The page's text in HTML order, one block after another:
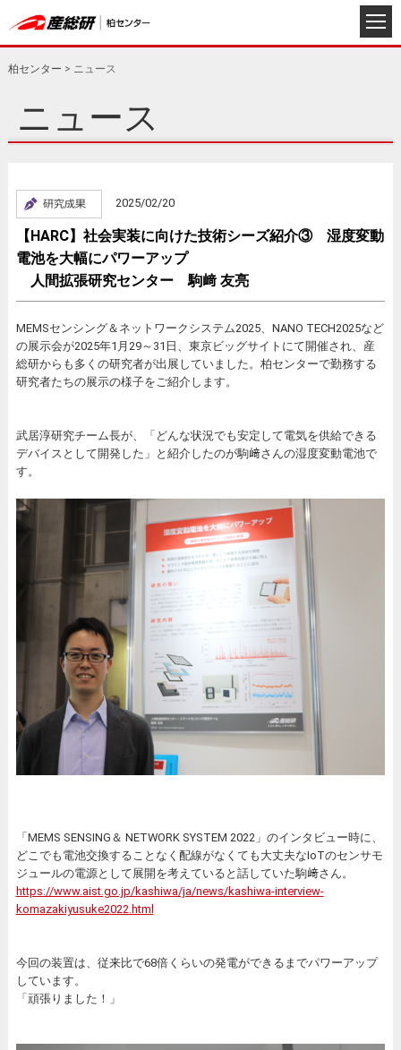
柏センター > ニュース
ニュース
2025/02/20
【HARC】社会実装に向けた技術シーズ紹介③ 湿度変動
電池を大幅にパワーアップ
人間拡張研究センター 駒﨑 友亮
MEMSセンシング＆ネットワークシステム2025、NANO TECH2025など
の展示会が2025年1月29～31日、東京ビッグサイトにて開催され、産
総研からも多くの研究者が出展していました。柏センターで勤務する
研究者たちの展示の様子をご紹介します。
武居淳研究チーム長が、「どんな状況でも安定して電気を供給できる
デバイスとして開発した」と紹介したのが駒﨑さんの湿度変動電池で
す。
「MEMS SENSING＆ NETWORK SYSTEM 2022」のインタビュー時に、
どこでも電池交換することなく配線がなくても大丈夫なIoTのセンサモ
ジュールの電源として展開を考えていると話していた駒﨑さん。
https://www.aist.go.jp/kashiwa/ja/news/kashiwa-interview-
komazakiyusuke2022.html
今回の装置は、従来比で68倍くらいの発電ができるまでパワーアップ
しています。
「頑張りました！」